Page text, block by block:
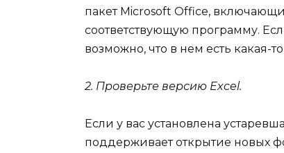
пакет Microsoft Office,
соответствующую программу.
возможно, что в нем есть какая-
2. Проверьте версию Excel.
Если у вас установлена
поддерживает открытие новых